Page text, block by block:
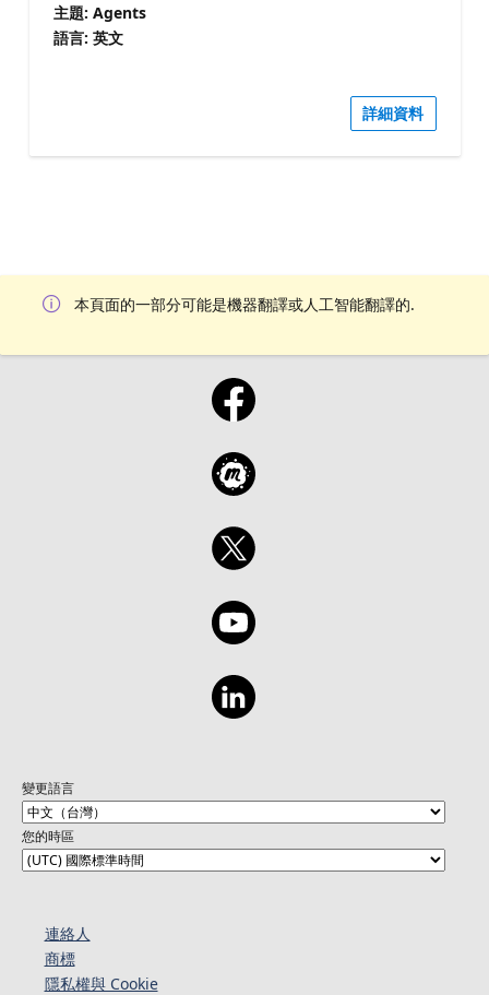
主題: Agents
語言: 英文
詳細資料
本頁面的一部分可能是機器翻譯或人工智能翻譯的.
變更語言
您的時區
連絡人​​
商標
隱私權與 Cookie